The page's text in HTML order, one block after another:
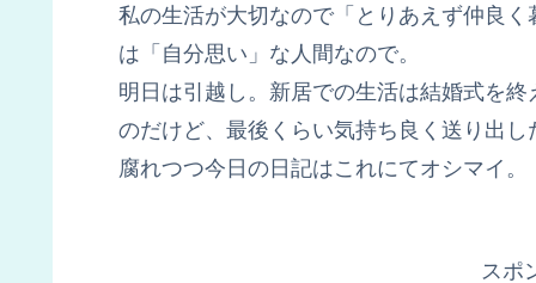
私の生活が大切なので「とりあえず仲良
は「自分思い」な人間なので。
明日は引越し。新居での生活は結婚式を
のだけど、最後くらい気持ち良く送り出
腐れつつ今日の日記はこれにてオシマイ。
スポ